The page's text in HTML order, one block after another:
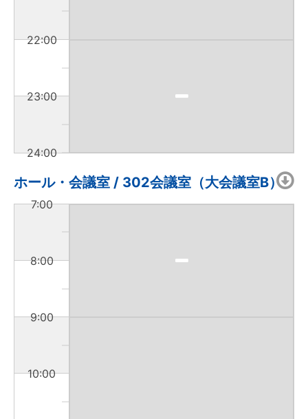
22:00
23:00
24:00
ホール・会議室 / 302会議室（大会議室B）
7:00
8:00
9:00
10:00